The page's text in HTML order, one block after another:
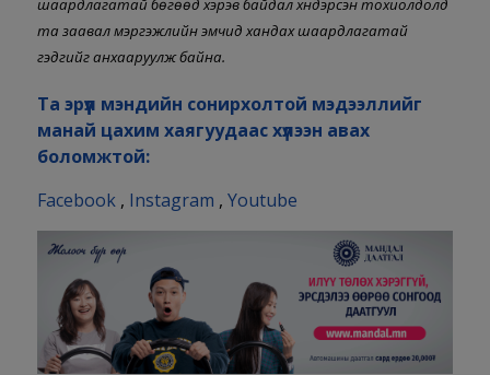
шаардлагатай бөгөөд хэрэв байдал хүндэрсэн тохиолдолд
та заавал мэргэжлийн эмчид хандах шаардлагатай
гэдгийг анхааруулж байна.
Та эрүүл мэндийн сонирхолтой мэдээллийг
манай цахим хаягуудаас хүлээн авах
боломжтой:
Facebook, Instagram , Youtube